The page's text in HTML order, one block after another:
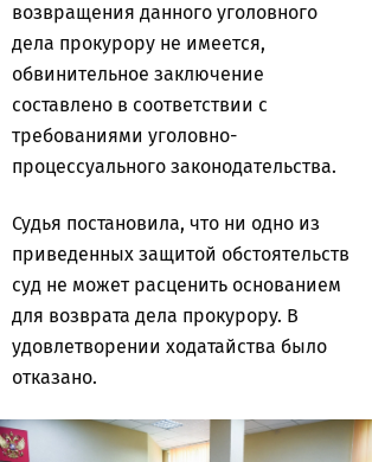
возвращения данного уголовного
дела прокурору не имеется,
обвинительное заключение
составлено в соответствии с
требованиями уголовно-
процессуального законодательства.
Судья постановила, что ни одно из
приведенных защитой обстоятельств
суд не может расценить основанием
для возврата дела прокурору. В
удовлетворении ходатайства было
отказано.